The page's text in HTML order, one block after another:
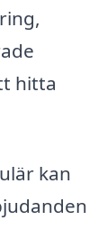
hitta
kan